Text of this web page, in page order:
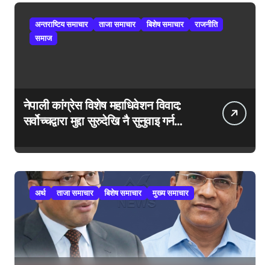
अन्तराष्टिय समाचार ताजा समाचार बिशेष समाचार
राजनीति
समाज
नेपाली कांग्रेस विशेष महाधिवेशन विवाद:
सर्वोच्चद्वारा मुद्दा सुरुदेखि नै सुनुवाइ गर्न
अर्थ ताजा समाचार बिशेष समाचार मुख्य समाचार